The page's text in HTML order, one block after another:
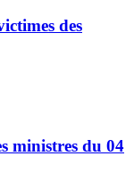
des
ministres du 04